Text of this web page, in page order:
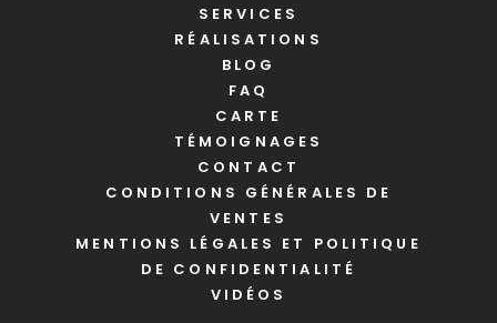
SERVICES
RÉALISATIONS
BLOG
FAQ
CARTE
TÉMOIGNAGES
CONTACT
CONDITIONS GÉNÉRALES DE
VENTES
MENTIONS LÉGALES ET POLITIQUE
DE CONFIDENTIALITÉ
VIDÉOS